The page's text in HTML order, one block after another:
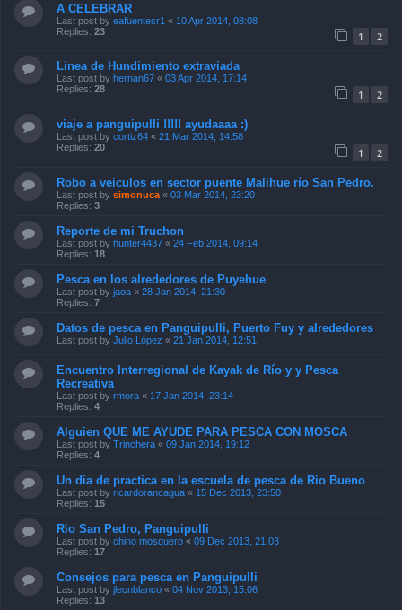
A CELEBRAR
Last post by eafuentesr1 « 10 Apr 2014, 08:08
Replies: 23 1 2
Linea de Hundimiento extraviada
Last post by hernan67 « 03 Apr 2014, 17:14
Replies: 28 1 2
viaje a panguipulli !!!!! ayudaaaa :)
Last post by cortiz64 « 21 Mar 2014, 14:58
Replies: 20 1 2
Robo a veiculos en sector puente Malihue río San Pedro.
Last post by simonuca « 03 Mar 2014, 23:20
Replies: 3
Reporte de mi Truchon
Last post by hunter4437 « 24 Feb 2014, 09:14
Replies: 18
Pesca en los alrededores de Puyehue
Last post by jaoa « 28 Jan 2014, 21:30
Replies: 7
Datos de pesca en Panguipulli, Puerto Fuy y alrededores
Last post by Julio López « 21 Jan 2014, 12:51
Encuentro Interregional de Kayak de Río y y Pesca
Recreativa
Last post by rmora « 17 Jan 2014, 23:14
Replies: 4
Alguien QUE ME AYUDE PARA PESCA CON MOSCA
Last post by Trinchera « 09 Jan 2014, 19:12
Replies: 4
Un dia de practica en la escuela de pesca de Rio Bueno
Last post by ricardorancagua « 15 Dec 2013, 23:50
Replies: 15
Rio San Pedro, Panguipulli
Last post by chino mosquero « 09 Dec 2013, 21:03
Replies: 17
Consejos para pesca en Panguipulli
Last post by jleonblanco « 04 Nov 2013, 15:06
Replies: 13